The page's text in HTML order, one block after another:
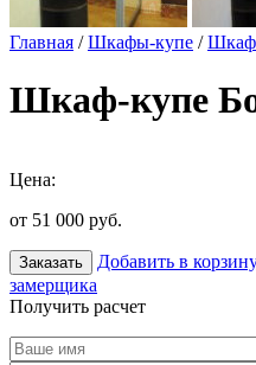
Главная /Шкафы-купе /
Шкаф-купе
Цена:
от 51 000 руб.
Заказать Добавить в
замерщика
Получить расчет